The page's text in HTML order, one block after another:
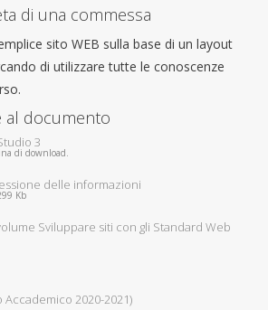
di una commessa
sito WEB sulla base di un layout
di utilizzare tutte le conoscenze
al documento
3
di download.
delle informazioni
Kb
Sviluppare siti con gli Standard Web
Accademico 2020-2021)